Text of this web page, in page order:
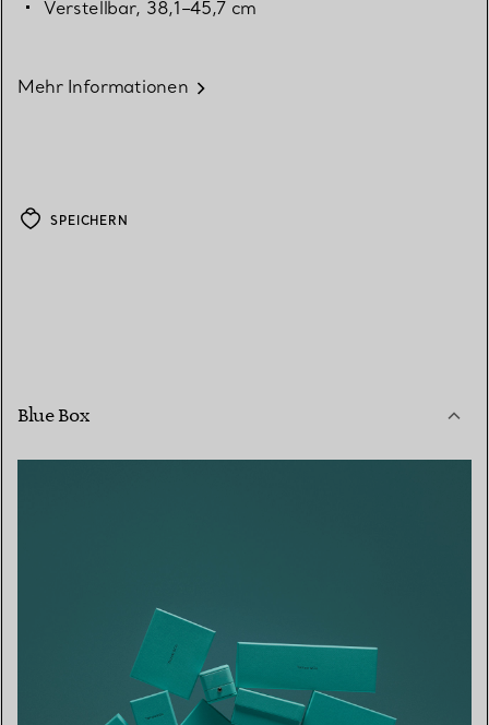
Verstellbar, 38,1–45,7 cm
Mehr Informationen
SPEICHERN
Blue Box